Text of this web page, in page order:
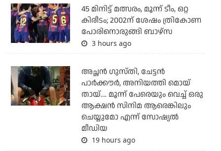
45 മിനിട്ട് മത്സരം, മൂന്ന് ടീം, ഒറ്റ
കിരീടം; 2002ന് ശേഷം ത്രികോണ
പോരിനൊരുങ്ങി ബാഴ്‌സ
3 hours ago
അച്ഛന്‍ ഗുസ്തി, ചേട്ടന്‍
പാര്‍ക്കൗര്‍, അനിയത്തി മൊയ്
തായ്.... മൂന്ന് പേരെയും വെച്ച് ഒരു
ആക്ഷന്‍ സിനിമ ആരെങ്കിലും
ചെയ്യുമോ എന്ന് സോഷ്യല്‍
മീഡിയ
19 hours ago